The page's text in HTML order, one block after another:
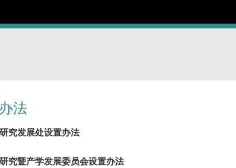
法
究发展处设置办法
究暨产学发展委员会设置办法